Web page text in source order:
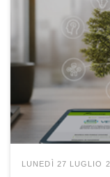
LUNEDÌ 27 LUGLIO